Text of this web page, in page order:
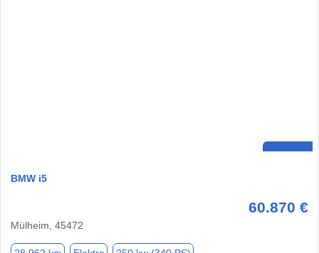
BMW i5
60.870 €
Mülheim, 45472